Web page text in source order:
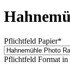
Pflichtfeld Papier*
Pflichtfeld Format in